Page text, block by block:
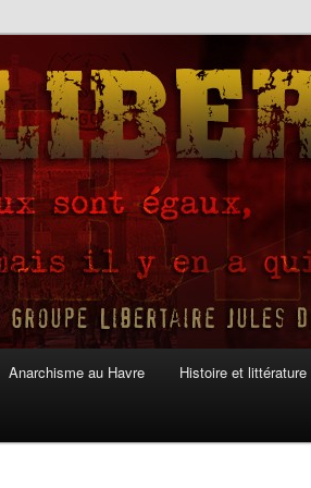
Anarchisme au Havre Histoire et littérature